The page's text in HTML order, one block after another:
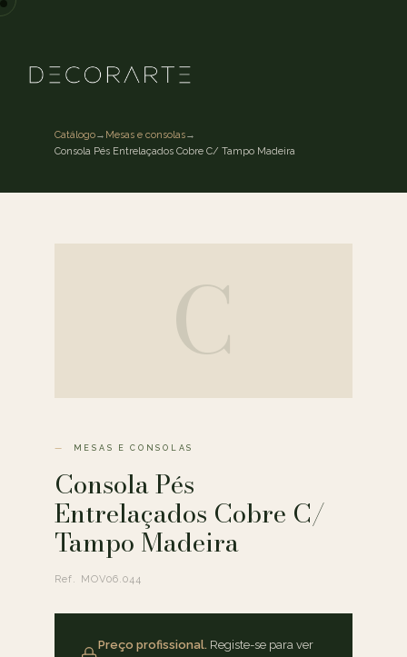
Catálogo→ Mesas e consolas→
Consola Pés Entrelaçados Cobre C/ Tampo Madeira
C
MESAS E CONSOLAS
Consola Pés
Entrelaçados Cobre C/
Tampo Madeira
Ref. MOV06.044
Preço profissional. Registe-se para ver